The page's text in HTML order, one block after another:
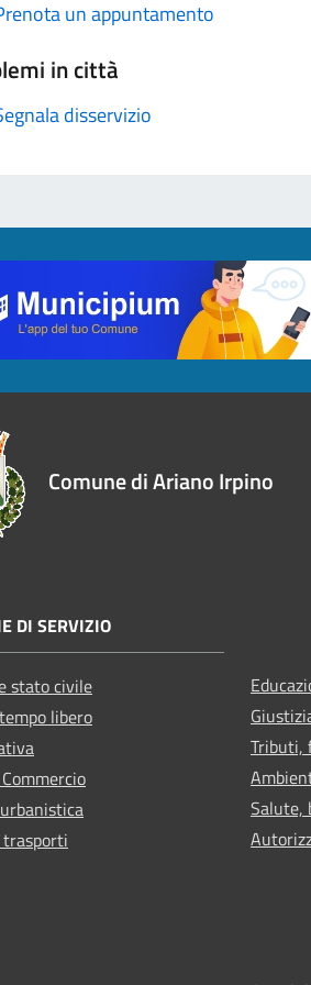
un appuntamento
in città
disservizio
Comune di Ariano Irpino
DI SERVIZIO
stato civile
libero
Tributi,
Salute,